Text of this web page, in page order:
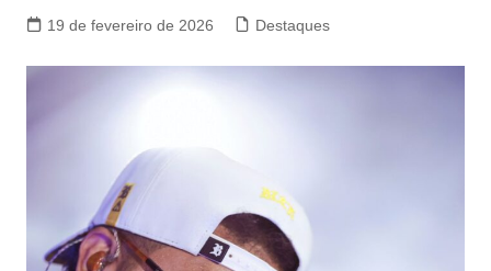
19 de fevereiro de 2026 Destaques